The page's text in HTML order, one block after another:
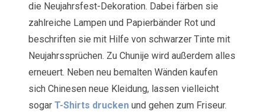
die Neujahrsfest-Dekoration. Dabei färben sie
zahlreiche Lampen und Papierbänder Rot und
beschriften sie mit Hilfe von schwarzer Tinte mit
Neujahrssprüchen. Zu Chunije wird außerdem alles
erneuert. Neben neu bemalten Wänden kaufen
sich Chinesen neue Kleidung, lassen vielleicht
sogar T-Shirts drucken und gehen zum Friseur.